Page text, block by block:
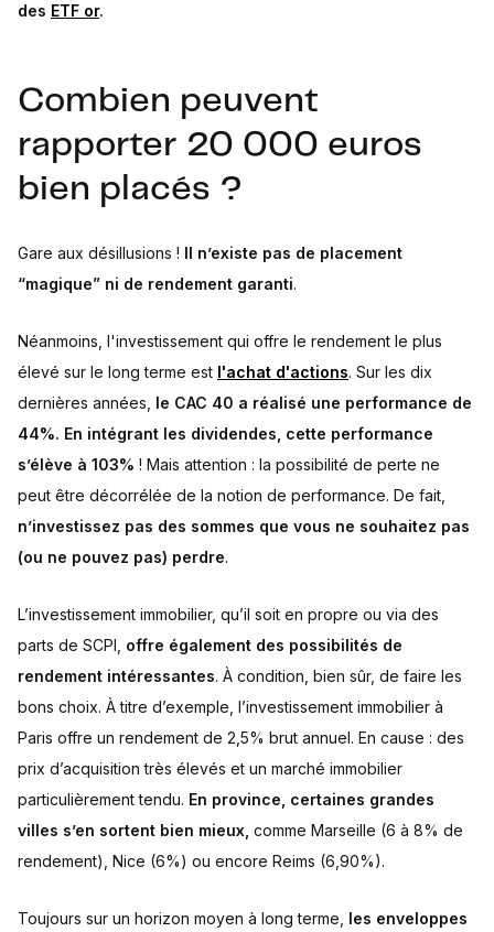
des ETF or.
Combien peuvent
rapporter 20 000 euros
bien placés ?
Gare aux désillusions ! Il n’existe pas de placement
“magique” ni de rendement garanti.
Néanmoins, l'investissement qui offre le rendement le plus
élevé sur le long terme est l'achat d'actions. Sur les dix
dernières années, le CAC 40 a réalisé une performance de
44%. En intégrant les dividendes, cette performance
s’élève à 103% ! Mais attention : la possibilité de perte ne
peut être décorrélée de la notion de performance. De fait,
n’investissez pas des sommes que vous ne souhaitez pas
(ou ne pouvez pas) perdre.
L’investissement immobilier, qu’il soit en propre ou via des
parts de SCPI, offre également des possibilités de
rendement intéressantes. À condition, bien sûr, de faire les
bons choix. À titre d’exemple, l’investissement immobilier à
Paris offre un rendement de 2,5% brut annuel. En cause : des
prix d’acquisition très élevés et un marché immobilier
particulièrement tendu. En province, certaines grandes
villes s’en sortent bien mieux, comme Marseille (6 à 8% de
rendement), Nice (6%) ou encore Reims (6,90%).
Toujours sur un horizon moyen à long terme, les enveloppes